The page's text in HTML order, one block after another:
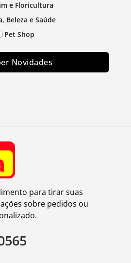
e Floricultura
Beleza e Saúde
Pet Shop
Novidades
para tirar suas
sobre pedidos ou